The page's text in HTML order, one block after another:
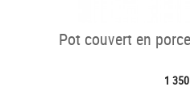
Pot couvert en
1